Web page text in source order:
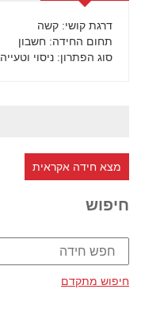
דרגת קושי: קשה
תחום החידה: חשבון
סוג הפתרון: ניסוי וטעייה
מצא חידה אקראית
חיפוש
חיפוש מתקדם